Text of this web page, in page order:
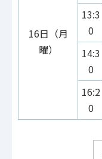
16日（月
曜）
13:3
0
14:3
0
16:2
0